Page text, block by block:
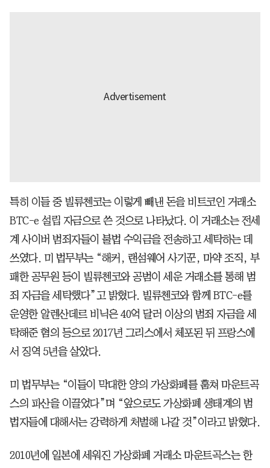
특히 이들 중 빌류첸코는 이렇게 빼낸 돈을 비트코인 거래소
BTC-e 설립 자금으로 쓴 것으로 나타났다. 이 거래소는 전세
계 사이버 범죄자들이 불법 수익금을 전송하고 세탁하는 데
쓰였다. 미 법무부는 “해커, 랜섬웨어 사기꾼, 마약 조직, 부
패한 공무원 등이 빌류첸코와 공범이 세운 거래소를 통해 범
죄 자금을 세탁했다”고 밝혔다. 빌류첸코와 함께 BTC-e를
운영한 알렌산데르 비닉은 40억 달러 이상의 범죄 자금을 세
탁해준 혐의 등으로 2017년 그리스에서 체포된 뒤 프랑스에
서 징역 5년을 살았다.
미 법무부는 “이들이 막대한 양의 가상화폐를 훔쳐 마운트곡
스의 파산을 이끌었다”며 “앞으로도 가상화폐 생태계의 범
법자들에 대해서는 강력하게 처벌해 나갈 것”이라고 밝혔다.
2010년에 일본에 세워진 가상화폐 거래소 마운트곡스는 한